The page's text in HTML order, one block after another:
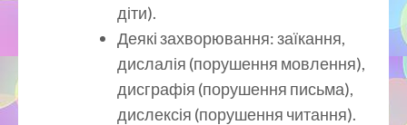
діти).
Деякі захворювання: заїкання,
дислалія (порушення мовлення),
дисграфія (порушення письма),
дислексія (порушення читання).